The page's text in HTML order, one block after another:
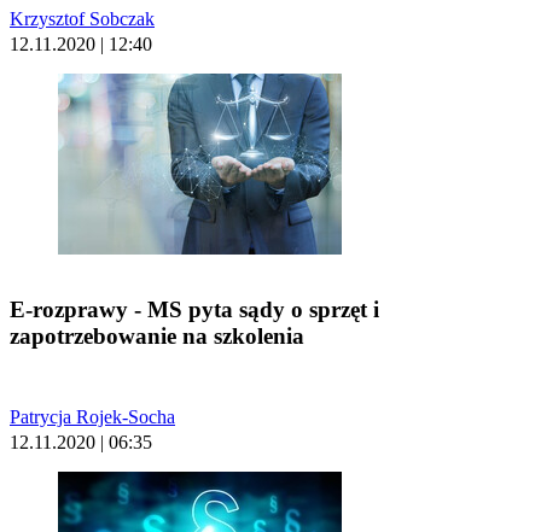
Krzysztof Sobczak
12.11.2020 | 12:40
E-rozprawy - MS pyta sądy o sprzęt i
zapotrzebowanie na szkolenia
Patrycja Rojek-Socha
12.11.2020 | 06:35